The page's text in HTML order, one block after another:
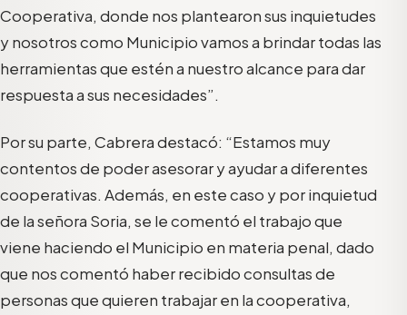
Cooperativa, donde nos plantearon sus inquietudes
y nosotros como Municipio vamos a brindar todas las
herramientas que estén a nuestro alcance para dar
respuesta a sus necesidades”.
Por su parte, Cabrera destacó: “Estamos muy
contentos de poder asesorar y ayudar a diferentes
cooperativas. Además, en este caso y por inquietud
de la señora Soria, se le comentó el trabajo que
viene haciendo el Municipio en materia penal, dado
que nos comentó haber recibido consultas de
personas que quieren trabajar en la cooperativa,